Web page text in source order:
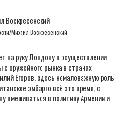
Михаил Воскресенский
на руку Лондону в осуществлении
оружейного рынка в странах
Егоров, здесь немаловажную роль
эмбарго всё это время, с
вмешиваться в политику Армении и